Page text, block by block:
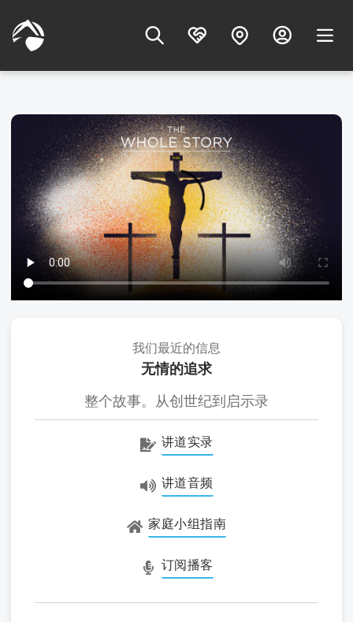
我们最近的信息
无情的追求
整个故事。从创世纪到启示录
讲道实录
讲道音频
家庭小组指南
订阅播客